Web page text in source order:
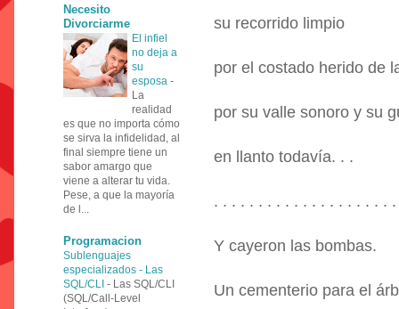
su recorrido limpio
por el costado herido de
por su valle sonoro y su
en llanto todavía. . .
. . . . . . . . . . . . . . . . . . . .
Y cayeron las bombas.
Un cementerio para el
Necesito
Divorciarme
El infiel
no deja a
su
esposa -
La
realidad
es que no importa cómo
se sirva la infidelidad, al
final siempre tiene un
sabor amargo que
viene a alterar tu vida.
Pese, a que la mayoría
de l...
Programacion
Sublenguajes
especializados - Las
SQL/CLI - Las SQL/CLI
(SQL/Call-Level